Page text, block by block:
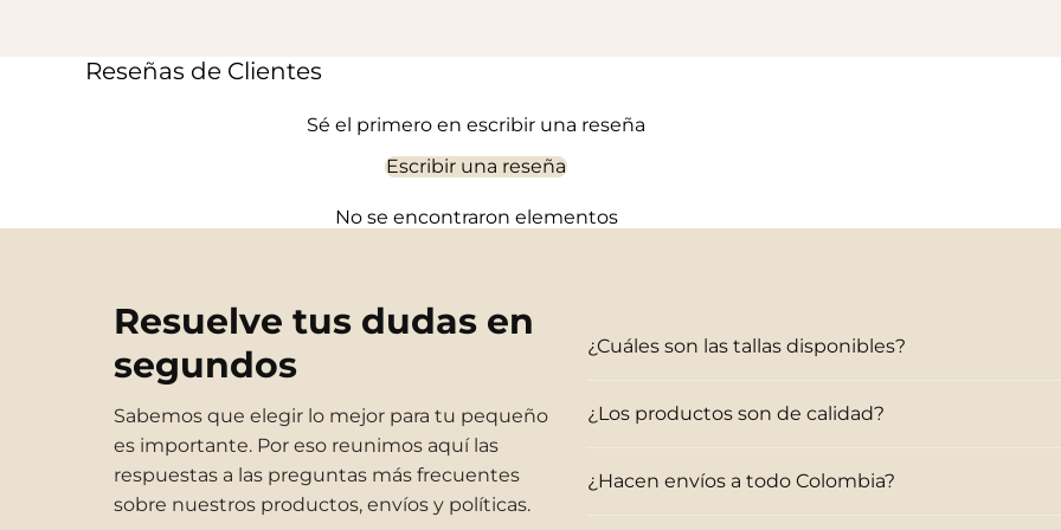
Reseñas de Clientes
Sé el primero en escribir una reseña
Escribir una reseña
No se encontraron elementos
Resuelve tus dudas en
segundos
Sabemos que elegir lo mejor para tu pequeño
es importante. Por eso reunimos aquí las
respuestas a las preguntas más frecuentes
sobre nuestros productos, envíos y políticas.
¿Cuáles son las tallas disponibles?
¿Los productos son de calidad?
¿Hacen envíos a todo Colombia?